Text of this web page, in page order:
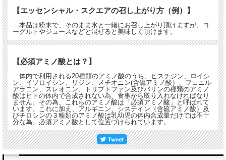
【エッセンシャル・スクエアの召し上がり方（例）】
本品は粉末で、そのまま水と一緒にお召し上がり頂けますが、ヨ
ーグルトやジュースなどと混ぜると美味しく頂けます。
【必須アミノ酸とは？】
体内で利用される20種類のアミノ酸のうち、ヒスチジン、ロイシ
ン、イソロイシン、リジン、メチオニン(含硫アミノ酸）、フェニル
アラニン、スレオニン、トリプトファン及びバリンの種類のアミノ
酸はヒトの体内で合成されない為、食事から取り入れなければなり
ません。その為、これらのアミノ酸は「必須アミノ酸」と呼ばれて
います。これに加え、アルギニン、システイン（含硫アミノ酸）及
びチロシンの３種類のアミノ酸は乳幼児の体内合成量だけでは不十
分な為、必須アミノ酸として位置づけられています。